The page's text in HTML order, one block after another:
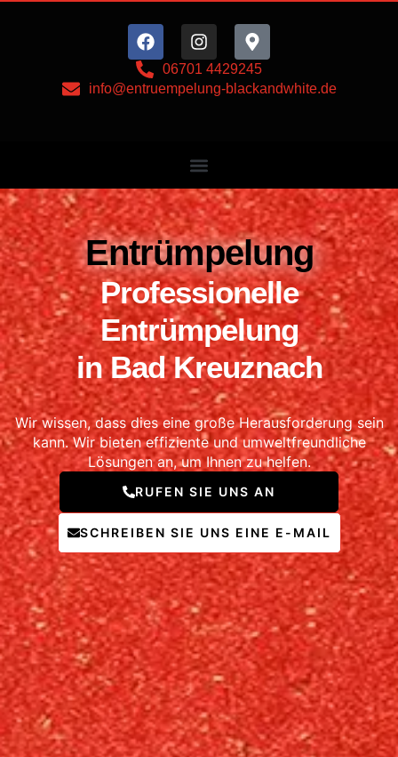
springen
06701 4429245
info@entruempelung-blackandwhite.de
Entrümpelung
Professionelle
Entrümpelung
in Bad Kreuznach
Wir wissen, dass dies eine große Herausforderung sein
kann. Wir bieten effiziente und umweltfreundliche
Lösungen an, um Ihnen zu helfen.
RUFEN SIE UNS AN
SCHREIBEN SIE UNS EINE E-MAIL